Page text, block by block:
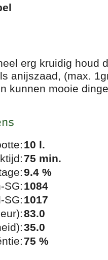
erg kruidig houd
anijszaad, (max.
kunnen mooie
10 l.
75 min.
9.4 %
SG: 1084
SG: 1017
83.0
35.0
75 %